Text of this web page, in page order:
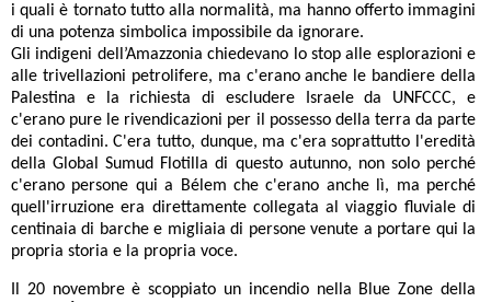
i quali è tornato tutto alla normalità, ma hanno offerto immagini
di una potenza simbolica impossibile da ignorare.
Gli indigeni dell’Amazzonia chiedevano lo stop alle esplorazioni e
alle trivellazioni petrolifere, ma c'erano anche le bandiere della
Palestina e la richiesta di escludere Israele da UNFCCC, e
c'erano pure le rivendicazioni per il possesso della terra da parte
dei contadini. C'era tutto, dunque, ma c'era soprattutto l'eredità
della Global Sumud Flotilla di questo autunno, non solo perché
c'erano persone qui a Bélem che c'erano anche lì, ma perché
quell'irruzione era direttamente collegata al viaggio fluviale di
centinaia di barche e migliaia di persone venute a portare qui la
propria storia e la propria voce.
Il 20 novembre è scoppiato un incendio nella Blue Zone della